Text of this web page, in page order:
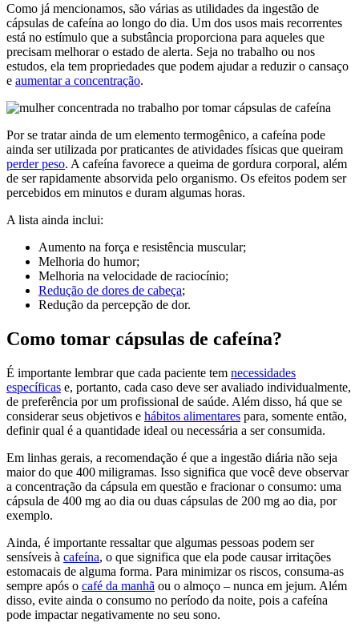
Como já mencionamos, são várias as utilidades da ingestão de
cápsulas de cafeína ao longo do dia. Um dos usos mais recorrentes
está no estímulo que a substância proporciona para aqueles que
precisam melhorar o estado de alerta. Seja no trabalho ou nos
estudos, ela tem propriedades que podem ajudar a reduzir o cansaço
e aumentar a concentração.
Por se tratar ainda de um elemento termogênico, a cafeína pode
ainda ser utilizada por praticantes de atividades físicas que queiram
perder peso. A cafeína favorece a queima de gordura corporal, além
de ser rapidamente absorvida pelo organismo. Os efeitos podem ser
percebidos em minutos e duram algumas horas.
A lista ainda inclui:
Aumento na força e resistência muscular;
Melhoria do humor;
Melhoria na velocidade de raciocínio;
Redução de dores de cabeça;
Redução da percepção de dor.
Como tomar cápsulas de cafeína?
É importante lembrar que cada paciente tem necessidades
específicas e, portanto, cada caso deve ser avaliado individualmente,
de preferência por um profissional de saúde. Além disso, há que se
considerar seus objetivos e hábitos alimentares para, somente então,
definir qual é a quantidade ideal ou necessária a ser consumida.
Em linhas gerais, a recomendação é que a ingestão diária não seja
maior do que 400 miligramas. Isso significa que você deve observar
a concentração da cápsula em questão e fracionar o consumo: uma
cápsula de 400 mg ao dia ou duas cápsulas de 200 mg ao dia, por
exemplo.
Ainda, é importante ressaltar que algumas pessoas podem ser
sensíveis à cafeína, o que significa que ela pode causar irritações
estomacais de alguma forma. Para minimizar os riscos, consuma-as
sempre após o café da manhã ou o almoço – nunca em jejum. Além
disso, evite ainda o consumo no período da noite, pois a cafeína
pode impactar negativamente no seu sono.